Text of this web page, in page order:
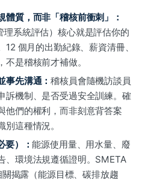
體質，而非「稽核前衝刺」：
理系統評估）核心就是評估你的
個月的出勤紀錄、薪資清冊、
是稽核前才補做。
事先溝通：稽核員會隨機訪談員
訴機制、是否受過安全訓練。確
他們的權利，而非刻意背答案
這種情況。
要）：能源使用量、用水量、廢
、環境法規遵循證明。SMETA
揭露（能源目標、碳排放趨